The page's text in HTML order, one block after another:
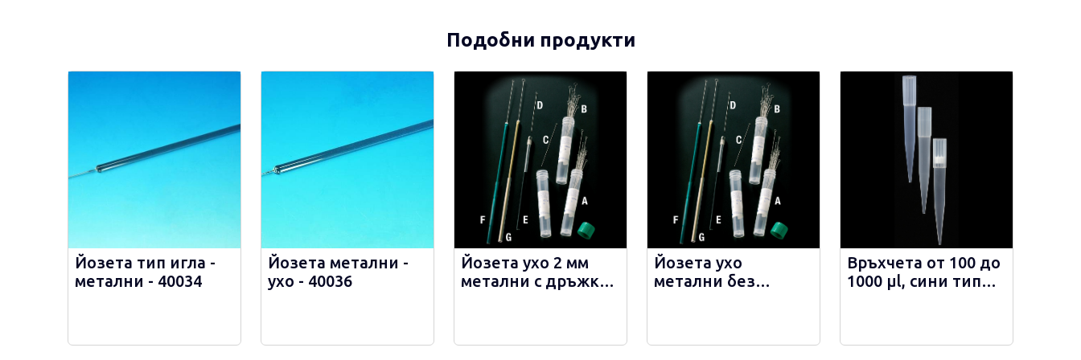
Подобни продукти
Йозета тип игла -
метални - 40034
Йозета метални -
ухо - 40036
Йозета ухо 2 мм
метални с дръжка -
Йозета ухо
метални без
Връхчета от 100 до
1000 µl, сини тип